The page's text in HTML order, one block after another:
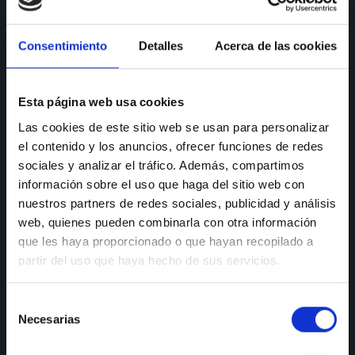
Consentimiento Detalles Acerca de las cookies
Esta página web usa cookies
Las cookies de este sitio web se usan para personalizar
el contenido y los anuncios, ofrecer funciones de redes
sociales y analizar el tráfico. Además, compartimos
información sobre el uso que haga del sitio web con
nuestros partners de redes sociales, publicidad y análisis
web, quienes pueden combinarla con otra información
que les haya proporcionado o que hayan recopilado a
partir del uso que haya hecho de sus servicios.
Necesarias
CONSULTAS
91 690 96 63
Móvil:636 59 60 42
E-mail: info@nectali.com
SHOWROOM
Timanfaya, 15, 17 y 19
28970 Humanes de Madrid
Lunes a viernes: